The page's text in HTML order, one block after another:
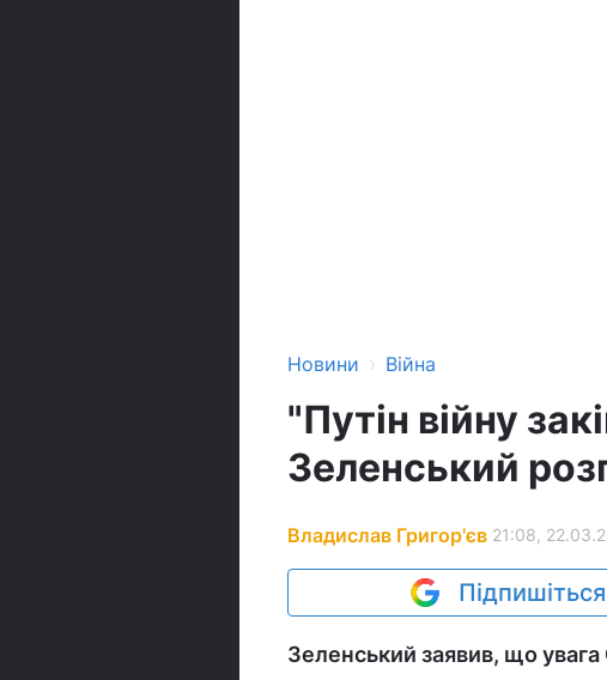
Новини › Війна
"Путін війну
Зеленський
Владислав Григор'єв 21:08,
Зеленський заявив, що увага